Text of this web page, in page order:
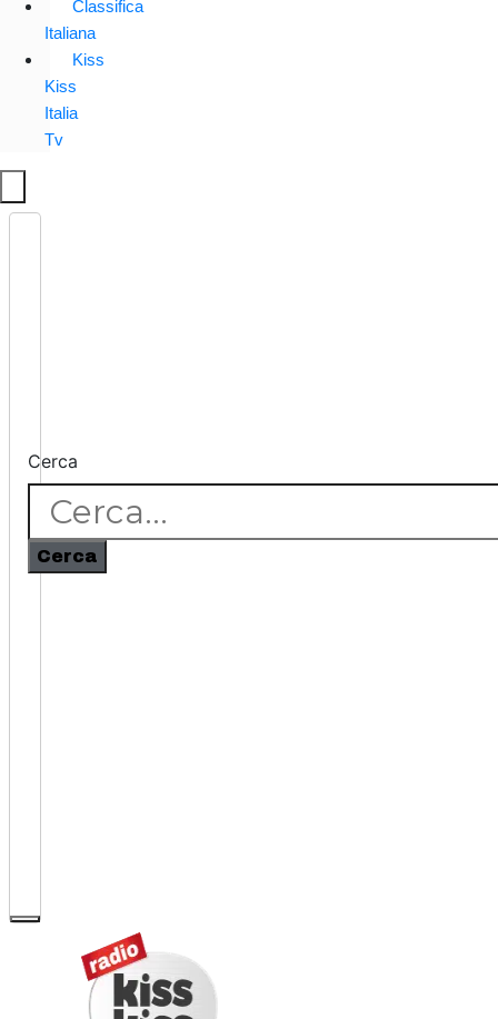
Classifica
Italiana
Kiss
Kiss
Italia
Tv
Cerca
Cerca